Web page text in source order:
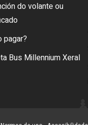
do volante ou
pagar?
Bus Millennium Xeral